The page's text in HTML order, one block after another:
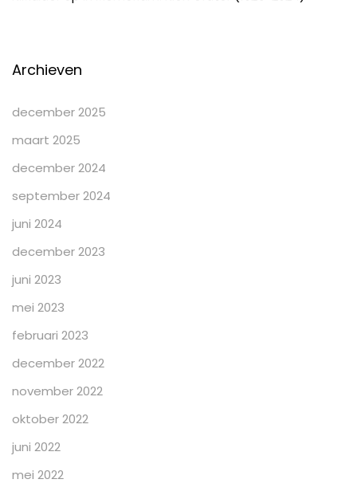
Archieven
december 2025
maart 2025
december 2024
september 2024
juni 2024
december 2023
juni 2023
mei 2023
februari 2023
december 2022
november 2022
oktober 2022
juni 2022
mei 2022